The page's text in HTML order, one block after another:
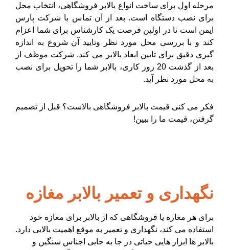
مرحله اول برای ساخت انواع بالابر فروشگاهی، انتخاب محل
برای نصب دستگاه است. بعد از آن تماس با شرکت پارس
ایمن است تا در اولین فرصت یک کارشناس برای شما اعزام
کند و با بررسی محل مورد نظر وتایید آن شروع به اندازه
گیری دقیق برای تایین ابعاد بالابر می کند. شرکت موظف از
بعد از گذشت 20 روز کاری، بالابر شما را تحویل برای نصب
به محل مورد نظر آید.
فکر می کنی قیمت بالابر فروشگاهی بالاست؟ قبل از تصمیم
گرفتن، قیمت ما را ببین!
نگهداری و تعمیر بالابر مغازه
برای هر مغازه یا فروشگاهی که از بالابر برای مغازه خود
استفاده می کند، نگهداری و تعمیر به موقع اهمیت بالایی دارد.
بالابر ها ابزار هایی حیاتی در جا به جایی اجناس سنگین و